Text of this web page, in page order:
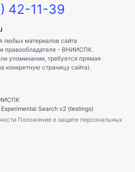
42-11-39
любых материалов сайта
правообладателя - ВНИИСПК.
упоминании, требуется прямая
конкретную страницу сайта).
Experimental Search v2 (testings)
Положение о защите персональных